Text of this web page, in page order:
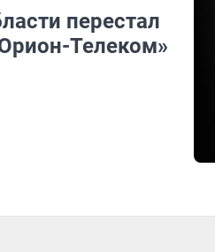
перестал
Телеком»